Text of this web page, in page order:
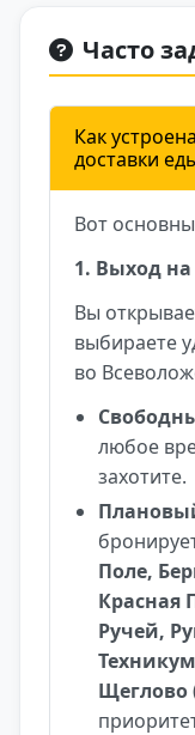
Часто
Как
доставки
Вот
1. Выход
Вы
выбираете
во
любое
захотите.
Поле,
Красная
Ручей,
Щеглово